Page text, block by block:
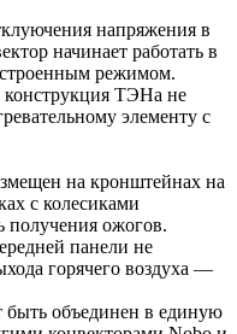
напряжения в
начинает работать в
режимом.
конструкция ТЭНа не
элементу с
на кронштейнах на
с колесиками
получения ожогов.
панели не
горячего воздуха —
объединен в единую